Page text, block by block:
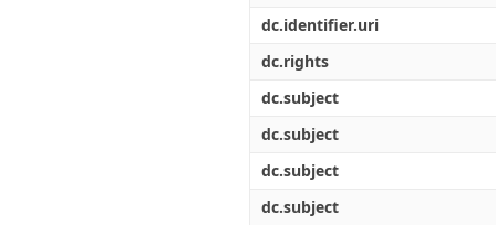
dc.identifier.uri
dc.rights
dc.subject
dc.subject
dc.subject
dc.subject